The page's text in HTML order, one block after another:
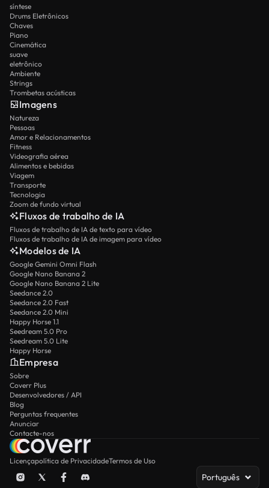
síntese
Drums Eletrônicos
Chaves
Piano
Cinemática
suave
eletrônico
Ambiente
Strings
Trombetas acústicas
Imagens
Natureza
Pessoas
Amor e Relacionamentos
Fitness
Videografia aérea
Alimentos e bebidas
Viagem
Transporte
Tecnologia
Zoom de fundo virtual
Fluxos de trabalho de IA
Fluxos de trabalho de IA de texto para vídeo
Fluxos de trabalho de IA de imagem para vídeo
Modelos de IA
Google Gemini Omni Flash
Google Nano Banana 2
Google Nano Banana 2 Lite
Seedance 2.0
Seedance 2.0 Fast
Seedance 2.0 Mini
Happy Horse 1.1
Seedream 5.0 Pro
Seedream 5.0 Lite
Happy Horse
Empresa
Sobre
Coverr Plus
Desenvolvedores / API
Blog
Perguntas frequentes
Anunciar
Contacte-nos
Licençapolítica de PrivacidadeTermos de Uso
Português